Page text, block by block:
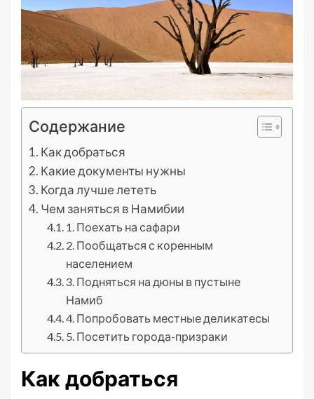
Содержание
Как добраться
Какие документы нужны
Когда лучше лететь
Чем заняться в Намибии
1. Поехать на сафари
2. Пообщаться с коренным
населением
3. Подняться на дюны в пустыне
Намиб
4. Попробовать местные деликатесы
5. Посетить города-призраки
Как добраться